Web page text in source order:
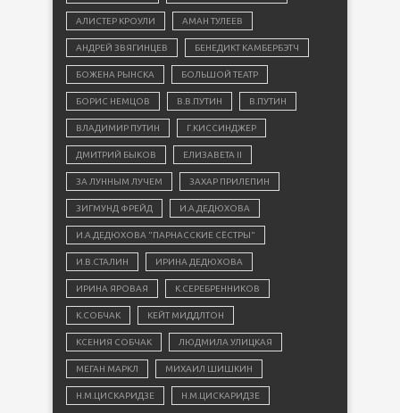
АЛИСТЕР КРОУЛИ АМАН ТУЛЕЕВ
АНДРЕЙ ЗВЯГИНЦЕВ БЕНЕДИКТ КАМБЕРБЭТЧ
БОЖЕНА РЫНСКА БОЛЬШОЙ ТЕАТР
БОРИС НЕМЦОВ В.В.ПУТИН В.ПУТИН
ВЛАДИМИР ПУТИН Г.КИССИНДЖЕР
ДМИТРИЙ БЫКОВ ЕЛИЗАВЕТА II
ЗА ЛУННЫМ ЛУЧЕМ ЗАХАР ПРИЛЕПИН
ЗИГМУНД ФРЕЙД И.А.ДЕДЮХОВА
И.А.ДЕДЮХОВА "ПАРНАССКИЕ СЁСТРЫ"
И.В.СТАЛИН ИРИНА ДЕДЮХОВА
ИРИНА ЯРОВАЯ К.СЕРЕБРЕННИКОВ
К.СОБЧАК КЕЙТ МИДДЛТОН
КСЕНИЯ СОБЧАК ЛЮДМИЛА УЛИЦКАЯ
МЕГАН МАРКЛ МИХАИЛ ШИШКИН
Н.М.ЦИСКАРИДЗЕ Н.М.ЦИСКАРИДЗЕ